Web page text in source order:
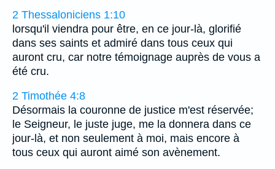
2 Thessaloniciens 1:10
lorsqu'il viendra pour être, en ce jour-là, glorifié
dans ses saints et admiré dans tous ceux qui
auront cru, car notre témoignage auprès de vous a
été cru.
2 Timothée 4:8
Désormais la couronne de justice m'est réservée;
le Seigneur, le juste juge, me la donnera dans ce
jour-là, et non seulement à moi, mais encore à
tous ceux qui auront aimé son avènement.